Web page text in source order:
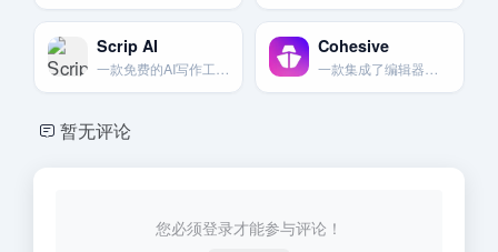
Scrip AI
一款免费的AI写作工具，支持多种写作模型，旨在提供高质量的AI原创内容。
Cohesive
一款集成了编辑器、AI工具和模板市场的多功能内容创作平台，支持团队协作。
暂无评论
您必须登录才能参与评论！